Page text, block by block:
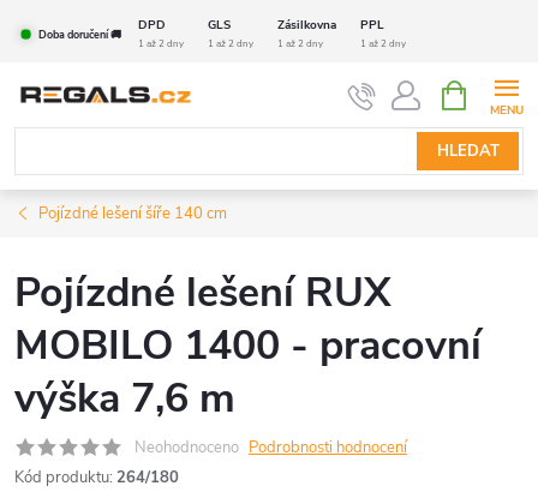
Doba doručení 🚚
DPD GLS Zásilkovna PPL
1 až 2 dny 1 až 2 dny 1 až 2 dny 1 až 2 dny
HLEDAT
NÁKUPNÍ
KOŠÍK
Pojízdné lešení šíře 140 cm
Pojízdné lešení RUX
MOBILO 1400 - pracovní
výška 7,6 m
Neohodnoceno Podrobnosti hodnocení
Kód produktu: 264/180